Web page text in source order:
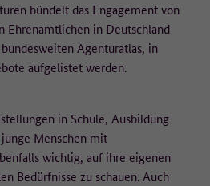
bündelt das Engagement von
Ehrenamtlichen in Deutschland
Agenturatlas, in
aufgelistet werden.
in Schule, Ausbildung
Menschen mit
wichtig, auf ihre eigenen
Bedürfnisse zu schauen. Auch